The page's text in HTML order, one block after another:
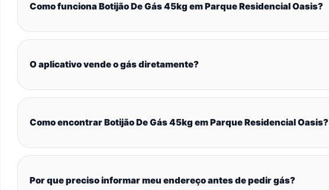
Como funciona Botijão De Gás 45kg em Parque Residencial Oasis?
O aplicativo vende o gás diretamente?
Como encontrar Botijão De Gás 45kg em Parque Residencial Oasis?
Por que preciso informar meu endereço antes de pedir gás?